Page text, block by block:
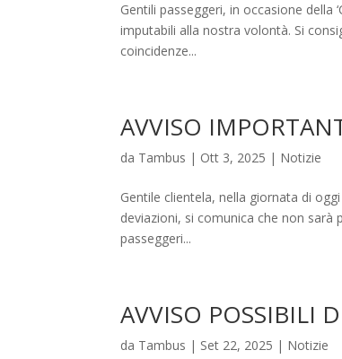
Gentili passeggeri, in occasione della
imputabili alla nostra volontà. Si
coincidenze...
AVVISO
da Tambus | Ott 3, 2025 | Notizie
Gentile clientela, nella giornata di
deviazioni, si comunica che non sarà
passeggeri...
AVVISO POSSIBILI
da Tambus | Set 22, 2025 | Notizie